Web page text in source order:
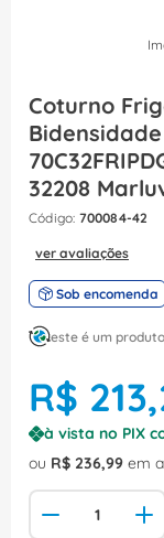
Coturno
32208
: 700084-42
ver avaliações
Sob encomenda
este é um
R$ 213,
à vista no PIX
ou R$ 236,99 em